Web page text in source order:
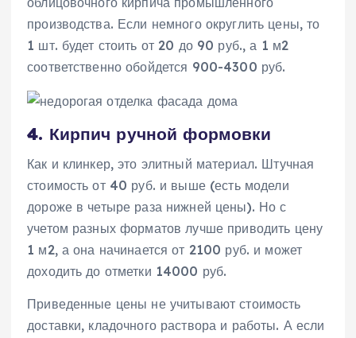
производства. Если немного округлить цены, то
1 шт. будет стоить от 20 до 90 руб., а 1 м2
соответственно обойдется 900-4300 руб.
4. Кирпич ручной формовки
Как и клинкер, это элитный материал. Штучная
стоимость от 40 руб. и выше (есть модели
дороже в четыре раза нижней цены). Но с
учетом разных форматов лучше приводить цену
1 м2, а она начинается от 2100 руб. и может
доходить до отметки 14000 руб.
Приведенные цены не учитывают стоимость
доставки, кладочного раствора и работы. А если